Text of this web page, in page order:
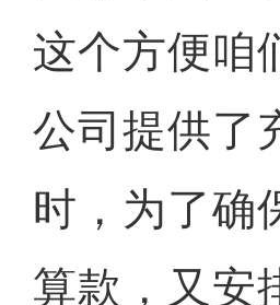
这个方便咱
公司提供了
时，为了确
算款，又安